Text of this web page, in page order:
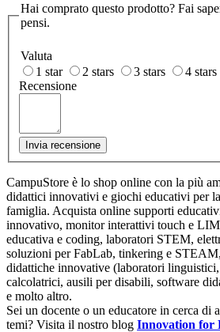
Hai comprato questo prodotto? Fai
pensi.
Valuta
1 star
2 stars 3 stars 4 stars
Recensione
Invia recensione
CampuStore è lo shop online con la più
didattici innovativi e giochi educativi per
famiglia. Acquista online supporti
innovativo, monitor interattivi touch e
educativa e coding, laboratori STEM,
soluzioni per FabLab, tinkering e
didattiche innovative (laboratori
calcolatrici, ausili per disabili, software
e molto altro.
Sei un docente o un educatore in cerca di
temi? Visita il nostro blog Innovation for